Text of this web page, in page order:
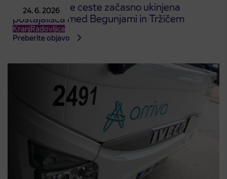
24. 6. 2026
Zaradi zapore ceste začasno ukinjena
postajališča med Begunjami in Tržičem
KranjRadovljica
Preberite objavo